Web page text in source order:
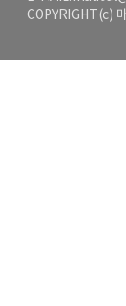
COPYRIGHT(c)